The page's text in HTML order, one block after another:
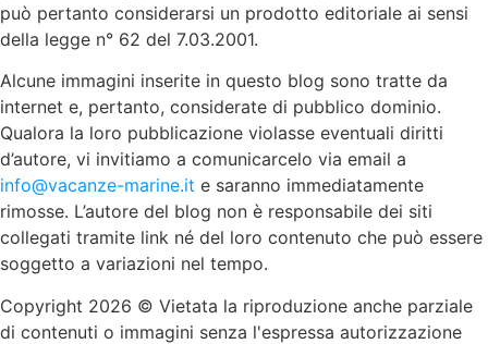
può pertanto considerarsi un prodotto editoriale ai sensi
della legge n° 62 del 7.03.2001.
Alcune immagini inserite in questo blog sono tratte da
internet e, pertanto, considerate di pubblico dominio.
Qualora la loro pubblicazione violasse eventuali diritti
d’autore, vi invitiamo a comunicarcelo via email a
info@vacanze-marine.it e saranno immediatamente
rimosse. L’autore del blog non è responsabile dei siti
collegati tramite link né del loro contenuto che può essere
soggetto a variazioni nel tempo.
Copyright 2026 © Vietata la riproduzione anche parziale
di contenuti o immagini senza l'espressa autorizzazione